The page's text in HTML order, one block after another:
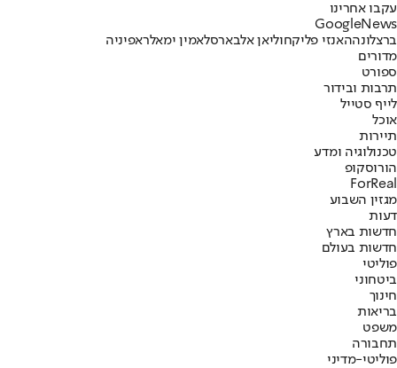
עקבו אחרינו
Googl eNews
ברצלונההאנזי פליקחוליאן אלבארסלאמין ימאלראפיניה
מדורים
ספורט
תרבות ובידור
לייף סטייל
אוכל
תיירות
טכנולוגיה ומדע
הורוסקופ
ForReal
מגזין השבוע
דעות
חדשות בארץ
חדשות בעולם
פוליטי
ביטחוני
חינוך
בריאות
משפט
תחבורה
פוליטי-מדיני